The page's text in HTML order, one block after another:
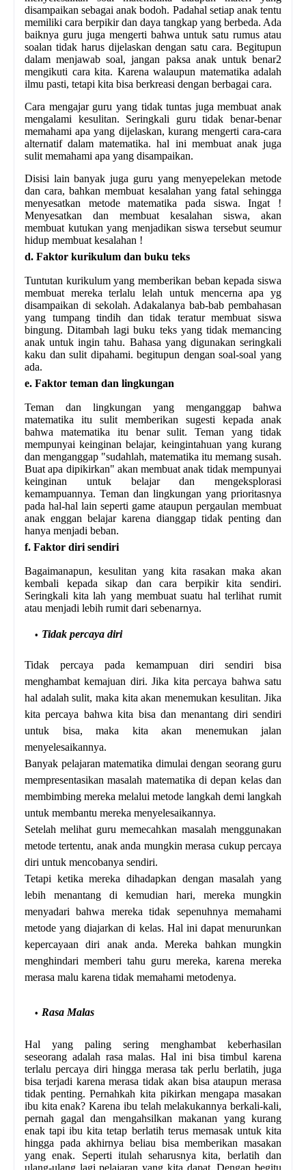
disampaikan sebagai anak bodoh. Padahal setiap anak tentu
memiliki cara berpikir dan daya tangkap yang berbeda. Ada
baiknya guru juga mengerti bahwa untuk satu rumus atau
soalan tidak harus dijelaskan dengan satu cara. Begitupun
dalam menjawab soal, jangan paksa anak untuk benar2
mengikuti cara kita. Karena walaupun matematika adalah
ilmu pasti, tetapi kita bisa berkreasi dengan berbagai cara.
Cara mengajar guru yang tidak tuntas juga membuat anak
mengalami kesulitan. Seringkali guru tidak benar-benar
memahami apa yang dijelaskan, kurang mengerti cara-cara
alternatif dalam matematika. hal ini membuat anak juga
sulit memahami apa yang disampaikan.
Disisi lain banyak juga guru yang menyepelekan metode
dan cara, bahkan membuat kesalahan yang fatal sehingga
menyesatkan metode matematika pada siswa. Ingat !
Menyesatkan dan membuat kesalahan siswa, akan
membuat kutukan yang menjadikan siswa tersebut seumur
hidup membuat kesalahan !
d. Faktor kurikulum dan buku teks
Tuntutan kurikulum yang memberikan beban kepada siswa
membuat mereka terlalu lelah untuk mencerna apa yg
disampaikan di sekolah. Adakalanya bab-bab pembahasan
yang tumpang tindih dan tidak teratur membuat siswa
bingung. Ditambah lagi buku teks yang tidak memancing
anak untuk ingin tahu. Bahasa yang digunakan seringkali
kaku dan sulit dipahami. begitupun dengan soal-soal yang
ada.
e. Faktor teman dan lingkungan
Teman dan lingkungan yang menganggap bahwa
matematika itu sulit memberikan sugesti kepada anak
bahwa matematika itu benar sulit. Teman yang tidak
mempunyai keinginan belajar, keingintahuan yang kurang
dan menganggap "sudahlah, matematika itu memang susah.
Buat apa dipikirkan" akan membuat anak tidak mempunyai
keinginan untuk belajar dan mengeksplorasi
kemampuannya. Teman dan lingkungan yang prioritasnya
pada hal-hal lain seperti game ataupun pergaulan membuat
anak enggan belajar karena dianggap tidak penting dan
hanya menjadi beban.
f. Faktor diri sendiri
Bagaimanapun, kesulitan yang kita rasakan maka akan
kembali kepada sikap dan cara berpikir kita sendiri.
Seringkali kita lah yang membuat suatu hal terlihat rumit
atau menjadi lebih rumit dari sebenarnya.
Tidak percaya diri
Tidak percaya pada kemampuan diri sendiri bisa
menghambat kemajuan diri. Jika kita percaya bahwa satu
hal adalah sulit, maka kita akan menemukan kesulitan. Jika
kita percaya bahwa kita bisa dan menantang diri sendiri
untuk bisa, maka kita akan menemukan jalan
menyelesaikannya.
Banyak pelajaran matematika dimulai dengan seorang guru
mempresentasikan masalah matematika di depan kelas dan
membimbing mereka melalui metode langkah demi langkah
untuk membantu mereka menyelesaikannya.
Setelah melihat guru memecahkan masalah menggunakan
metode tertentu, anak anda mungkin merasa cukup percaya
diri untuk mencobanya sendiri.
Tetapi ketika mereka dihadapkan dengan masalah yang
lebih menantang di kemudian hari, mereka mungkin
menyadari bahwa mereka tidak sepenuhnya memahami
metode yang diajarkan di kelas. Hal ini dapat menurunkan
kepercayaan diri anak anda. Mereka bahkan mungkin
menghindari memberi tahu guru mereka, karena mereka
merasa malu karena tidak memahami metodenya.
Rasa Malas
Hal yang paling sering menghambat keberhasilan
seseorang adalah rasa malas. Hal ini bisa timbul karena
terlalu percaya diri hingga merasa tak perlu berlatih, juga
bisa terjadi karena merasa tidak akan bisa ataupun merasa
tidak penting. Pernahkah kita pikirkan mengapa masakan
ibu kita enak? Karena ibu telah melakukannya berkali-kali,
pernah gagal dan mengahsilkan makanan yang kurang
enak tapi ibu kita tetap berlatih terus memasak untuk kita
hingga pada akhirnya beliau bisa memberikan masakan
yang enak. Seperti itulah seharusnya kita, berlatih dan